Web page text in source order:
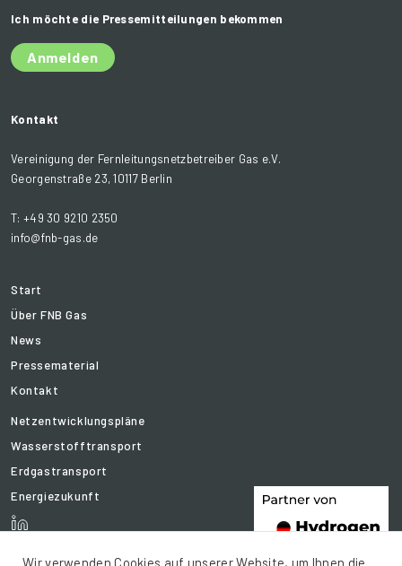
Ich möchte die Pressemitteilungen bekommen
Anmelden
Kontakt
Vereinigung der Fernleitungsnetzbetreiber Gas e.V.
Georgenstraße 23, 10117 Berlin
T: +49 30 9210 2350
info@fnb-gas.de
Start
Über FNB Gas
News
Pressematerial
Kontakt
Netzentwicklungspläne
Wasserstofftransport
Erdgastransport
Energiezukunft
Wir verwenden Cookies auf unserer Website, um Ihnen die